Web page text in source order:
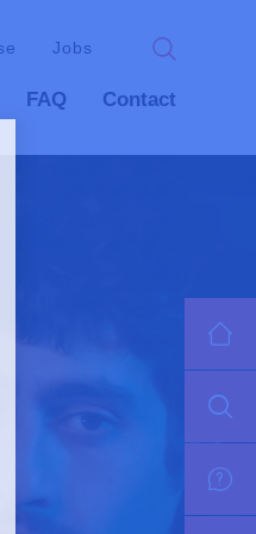
Jobs
FAQ Contact